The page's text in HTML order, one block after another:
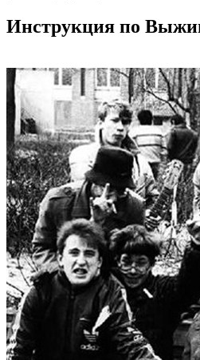
Инструкция по